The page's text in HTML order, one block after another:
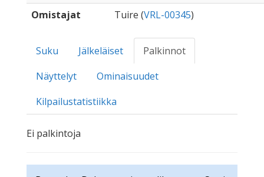
Omistajat
Tuire (VRL-00345)
Suku Jälkeläiset
Palkinnot
Näyttelyt
Ominaisuudet
Kilpailustatistiikka
Ei palkintoja